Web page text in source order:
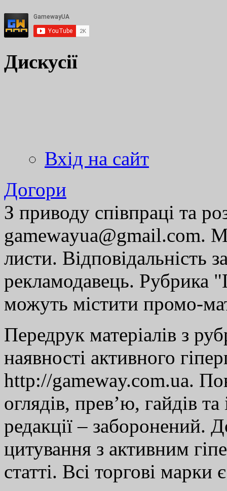
Дискусії
Вхід на сайт
Догори
З приводу співпраці та
gamewayua@gmail.com.
листи. Відповідальність
рекламодавець. Рубрика
можуть містити промо-
Передрук матеріалів з
наявності активного
http://gameway.com.ua.
оглядів, прев’ю, гайдів
редакції – заборонений.
цитування з активним
статті. Всі торгові марки